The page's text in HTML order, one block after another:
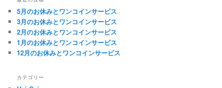
5月のお休みとワンコインサービス
3月のお休みとワンコインサービス
2月のお休みとワンコインサービス
1月のお休みとワンコインサービス
12月のお休みとワンコインサービス
カテゴリー